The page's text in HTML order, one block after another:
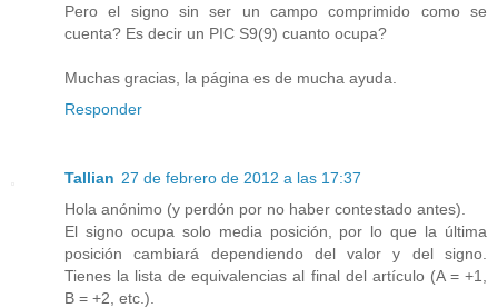
Pero el signo sin ser un campo comprimido como se
cuenta? Es decir un PIC S9(9) cuanto ocupa?
Muchas gracias, la página es de mucha ayuda.
Responder
Tallian 27 de febrero de 2012 a las 17:37
Hola anónimo (y perdón por no haber contestado antes).
El signo ocupa solo media posición, por lo que la última
posición cambiará dependiendo del valor y del signo.
Tienes la lista de equivalencias al final del artículo (A = +1,
B = +2, etc.).